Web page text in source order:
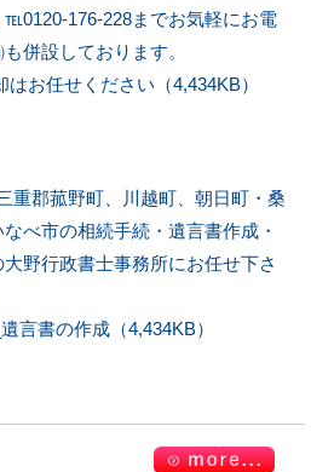
176-228までお気軽にお電
併設しております。
はお任せください（4,434KB）
重郡菰野町、川越町、朝日町・桑
べ市の相続手続・遺言書作成・
野行政書士事務所にお任せ下さ
言書の作成（4,434KB）